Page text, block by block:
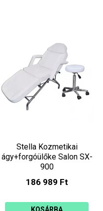
Stella Kozmetikai
ágy+forgóülőke Salon SX-
900
186 989 Ft
KOSÁRBA